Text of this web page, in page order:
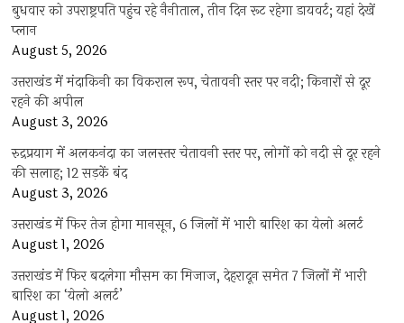
बुधवार को उपराष्ट्रपति पहुंच रहे नैनीताल, तीन दिन रूट रहेगा डायवर्ट; यहां देखें
प्‍लान
August 5, 2026
उत्तराखंड में मंदाकिनी का विकराल रूप, चेतावनी स्तर पर नदी; किनारों से दूर
रहने की अपील
August 3, 2026
रुद्रप्रयाग में अलकनंदा का जलस्तर चेतावनी स्तर पर, लोगों को नदी से दूर रहने
की सलाह; 12 सड़कें बंद
August 3, 2026
उत्तराखंड में फिर तेज होगा मानसून, 6 जिलों में भारी बारिश का येलो अलर्ट
August 1, 2026
उत्तराखंड में फिर बदलेगा मौसम का मिजाज, देहरादून समेत 7 जिलों में भारी
बारिश का ‘येलो अलर्ट’
August 1, 2026